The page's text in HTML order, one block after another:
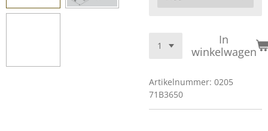
In
winkelwagen
Artikelnummer: 0205
71B3650